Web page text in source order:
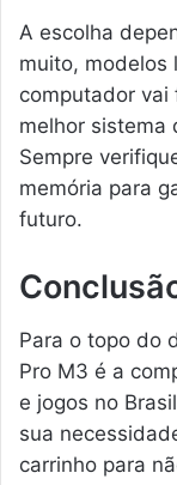
A escolha
muito, modelos
computador vai
melhor sistema
Sempre
memória para
futuro.
Para o topo do
Pro M3 é a
e jogos no
sua
carrinho para